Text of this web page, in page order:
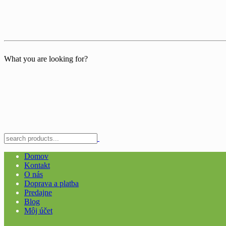
What you are looking for?
Domov
Kontakt
O nás
Doprava a platba
Predajne
Blog
Môj účet